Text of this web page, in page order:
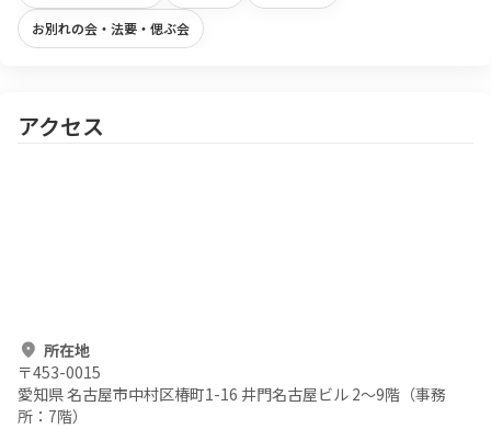
お別れの会・法要・偲ぶ会
アクセス
所在地
〒453-0015
愛知県 名古屋市中村区椿町1-16 井門名古屋ビル 2～9階（事務
所：7階）